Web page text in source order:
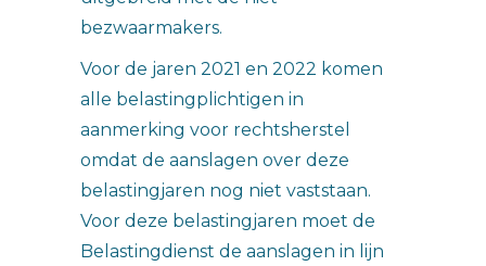
bezwaarmakers.
Voor de jaren 2021 en 2022 komen
alle belastingplichtigen in
aanmerking voor rechtsherstel
omdat de aanslagen over deze
belastingjaren nog niet vaststaan.
Voor deze belastingjaren moet de
Belastingdienst de aanslagen in lijn